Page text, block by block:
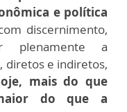
e política
discernimento,
plenamente a
diretos e indiretos,
mais do que
do que a